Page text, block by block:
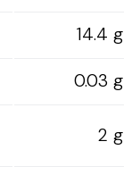
14.4 g
0.03 g
2 g